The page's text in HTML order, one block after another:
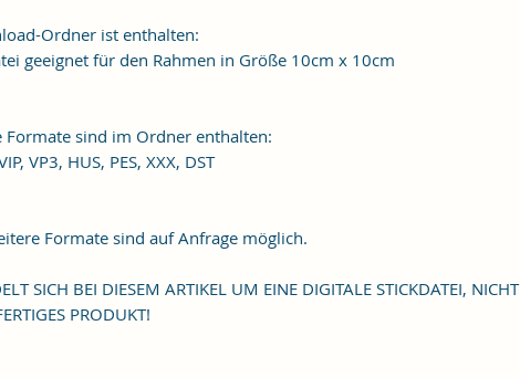
Ordner ist enthalten:
geeignet für den Rahmen in Größe 10cm x 10cm
Formate sind im Ordner enthalten:
VP3, HUS, PES, XXX, DST
SICH BEI DIESEM ARTIKEL UM EINE DIGITALE STICKDATEI, NICHT
PRODUKT!